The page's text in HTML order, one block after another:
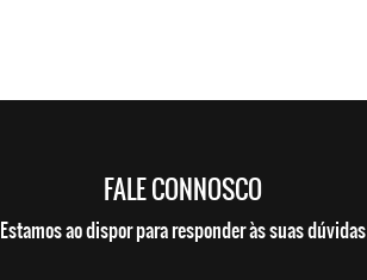
FALE CONNOSCO
Estamos ao dispor para responder às suas dúvidas